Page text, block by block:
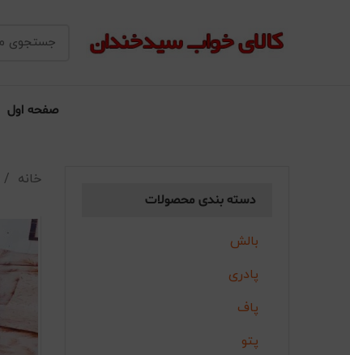
صفحه اول
دسته بندی محصولات
بالش
پادری
پاف
پتو
خانه